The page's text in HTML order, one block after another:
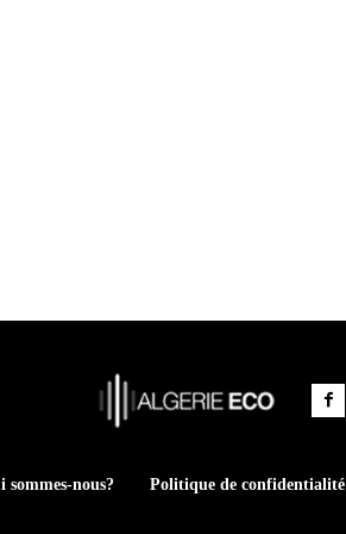
sommes-nous? Politique de confidentialité